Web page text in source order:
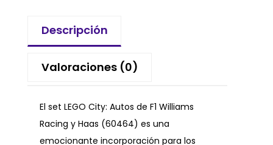
Descripción
Valoraciones (0)
El set LEGO City: Autos de F1 Williams
Racing y Haas (60464) es una
emocionante incorporación para los